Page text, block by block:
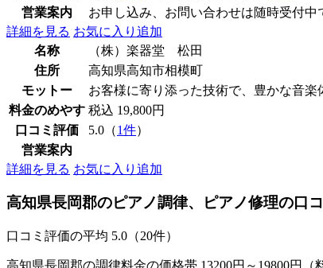
営業案内
お申し込み、お問い合わせは随時受付中
詳細を見る お気に入り追加
名称
（株）楽器堂 松田
住所
高知県高知市相模町
モットー
お客様に寄り添った技術で、豊かな音楽
料金のめやす 税込 19,800円
口コミ評価
5.0（1件）
営業案内
詳細を見る お気に入り追加
高知県長岡郡のピアノ調律、ピアノ修理の口
口コミ評価の平均 5.0（20件）